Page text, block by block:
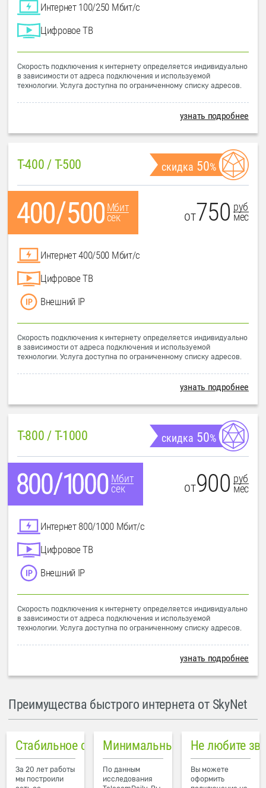
Интернет 100/250 Мбит/с
Цифровое ТВ
Скорость подключения к интернету определяется индивидуально
в зависимости от адреса подключения и используемой
технологии. Услуга доступна по ограниченному списку адресов.
узнать подробнее
T-400 / T-500 скидка 50%
Мбит
сек
от750 руб
мес
Интернет 400/500 Мбит/с
Цифровое ТВ
Внешний IP
Скорость подключения к интернету определяется индивидуально
в зависимости от адреса подключения и используемой
технологии. Услуга доступна по ограниченному списку адресов.
узнать подробнее
T-800 / T-1000 скидка 50%
Мбит
сек
от900 руб
мес
Интернет 800/1000 Мбит/с
Цифровое ТВ
Внешний IP
Скорость подключения к интернету определяется индивидуально
в зависимости от адреса подключения и используемой
технологии. Услуга доступна по ограниченному списку адресов.
узнать подробнее
Преимущества быстрого интернета от SkyNet
Стабильное соединение
За 20 лет работы
мы построили
Минимальный пинг в городе
По данным
исследования
Не любите
Вы можете
оформить